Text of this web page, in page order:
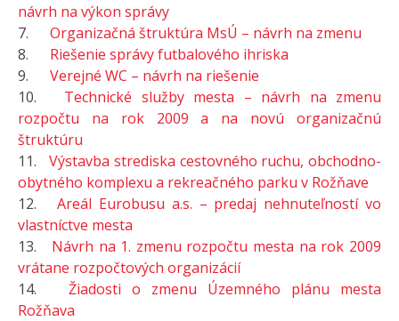
návrh na výkon správy
7. Organizačná štruktúra MsÚ – návrh na zmenu
8. Riešenie správy futbalového ihriska
9. Verejné WC – návrh na riešenie
10. Technické služby mesta – návrh na zmenu
rozpočtu na rok 2009 a na novú organizačnú
štruktúru
11.Výstavba strediska cestovného ruchu, obchodno-
obytného komplexu a rekreačného parku v Rožňave
12.Areál Eurobusu a.s. – predaj nehnuteľností vo
vlastníctve mesta
13. Návrh na 1. zmenu rozpočtu mesta na rok 2009
vrátane rozpočtových organizácií
14. Žiadosti o zmenu Územného plánu mesta
Rožňava